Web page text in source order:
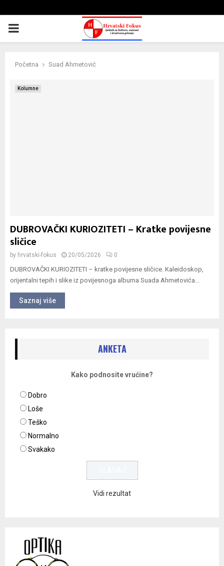
PRIMARY
Početna Suad Ahmetović
Kolumne
DUBROVAČKI KURIOZITETI – Kratke povijesne
sličice
by hrvatski-fokus 20/05/2026 0
DUBROVAČKI KURIOZITETI – kratke povijesne sličice. Kaleidoskop,
orijentalni tepih i slike iz povijesnoga albuma Suada Ahmetovića...
Saznaj više
ANKETA
Kako podnosite vrućine?
Dobro
Loše
Teško
Normalno
Svakako
Vidi rezultat